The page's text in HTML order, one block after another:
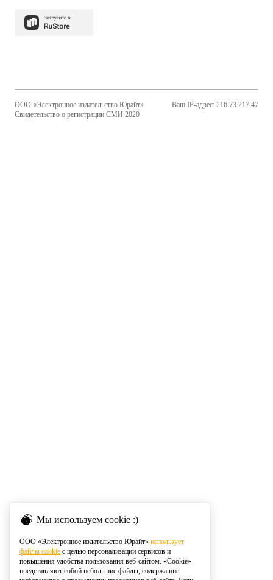
Мы используем cookie :)
ООО «Электронное издательство Юрайт» использует
файлы cookie с целью персонализации сервисов и
повышения удобства пользования веб-сайтом. «Cookie»
представляют собой небольшие файлы, содержащие
ООО «Электронное издательство Юрайт»
Свидетельство о регистрации СМИ 2020
Ваш IP-адрес: 216.73.217.47